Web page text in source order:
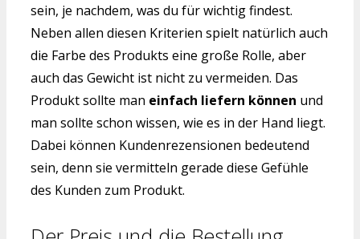
sein, je nachdem, was du für wichtig findest.
Neben allen diesen Kriterien spielt natürlich auch
die Farbe des Produkts eine große Rolle, aber
auch das Gewicht ist nicht zu vermeiden. Das
Produkt sollte man einfach liefern können und
man sollte schon wissen, wie es in der Hand liegt.
Dabei können Kundenrezensionen bedeutend
sein, denn sie vermitteln gerade diese Gefühle
des Kunden zum Produkt.